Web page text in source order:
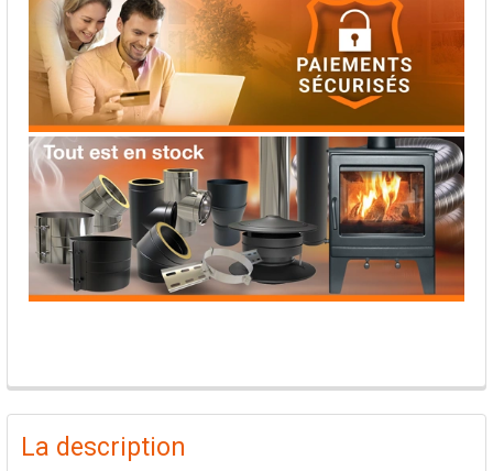
PRODUITS
FRÉQUEMMENT
ACHETÉS
La description